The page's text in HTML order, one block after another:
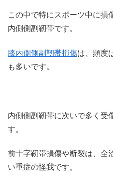
この中で特にスポーツ中に損
内側側副靭帯です。
膝内側側副靭帯損傷は、頻度
も多いです。
内側側副靭帯に次いで多く受
す。
前十字靭帯損傷や断裂は、全
い重症の怪我です。